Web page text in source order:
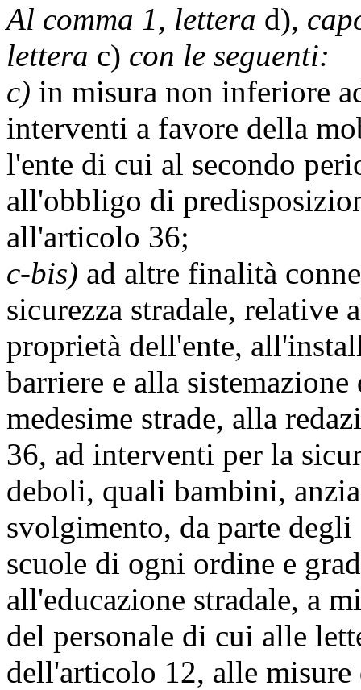
Al comma 1, lettera d),
lettera c) con le seguenti:
c) in misura non inferiore
interventi a favore della
l'ente di cui al secondo
all'obbligo di
all'articolo 36;
c-bis) ad altre finalità
sicurezza stradale, relative
proprietà dell'ente,
barriere e alla
medesime strade, alla
36, ad interventi per la
deboli, quali bambini,
svolgimento, da parte
scuole di ogni ordine e
all'educazione stradale, a
del personale di cui alle
dell'articolo 12, alle